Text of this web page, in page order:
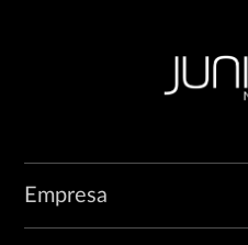
Empresa